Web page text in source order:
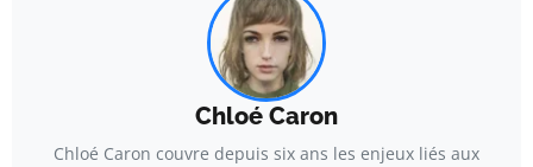
Chloé Caron
Chloé Caron couvre depuis six ans les enjeux liés aux